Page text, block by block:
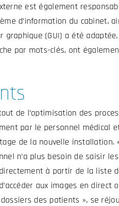
est également
d’information du cabinet,
(GUI) a été
par mots-clés, ont
de l’optimisation des
par le personnel médical
de la nouvelle installation.
n’a plus besoin de saisir
à partir de la liste
aux images en direct
des patients », se